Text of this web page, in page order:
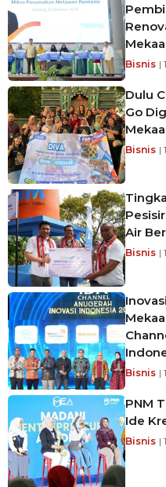
Bisnis |
Dulu
Go
Bisnis |
Air
Bisnis |
Bisnis |
PNM
Ide
Bisnis |